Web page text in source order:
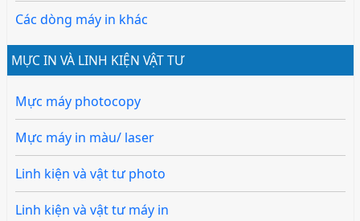
Các dòng máy in khác
MỰC IN VÀ LINH KIỆN VẬT TƯ
Mực máy photocopy
Mực máy in màu/ laser
Linh kiện và vật tư photo
Linh kiện và vật tư máy in